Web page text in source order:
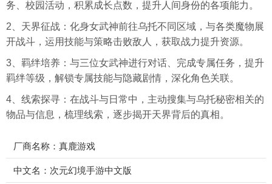
务、校园活动，积累成长点数，提升人间身份的各项能力。
2、天界征战：化身女武神前往乌托不同区域，与各类魔物展
开战斗，运用技能与策略击败敌人，获取战力提升资源。
3、羁绊培养：与三位女武神进行对话、完成专属任务，提升
羁绊等级，解锁专属技能与隐藏剧情，深化角色关联。
4、线索探寻：在战斗与日常中，主动搜集与乌托秘密相关的
物品与信息，梳理线索，逐步揭开天界背后的真相。
厂商名称：真鹿游戏
中文名：次元幻境手游中文版